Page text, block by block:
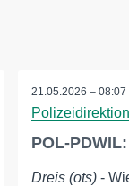
21.05.2026 – 08:07
POL-
Dreis (ots)-